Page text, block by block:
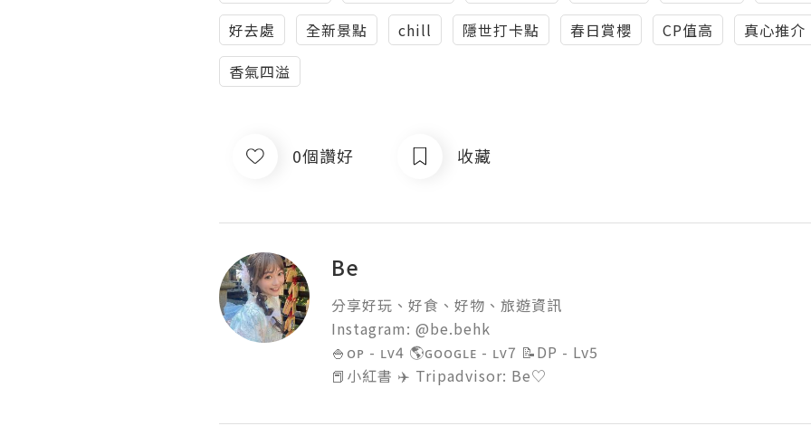
好去處
全新景點 chill 隱世打卡點 春日賞櫻 CP值高
真心推介
香氣四溢
0個讚好 收藏
Be
分享好玩、好食、好物、旅遊資訊
Instagram: @be.behk
🍚ᴏᴘ - ʟᴠ4 🌎ɢᴏᴏɢʟᴇ - ʟᴠ7 📝DP - Lv5